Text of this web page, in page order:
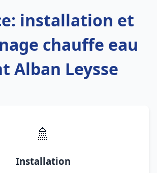
installation et
chauffe eau
Alban Leysse
🚿
Installation